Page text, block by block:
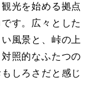
光を始める拠点
す。広々とした
風景と、峠の上
照的なふたつの
しろさだと感じ